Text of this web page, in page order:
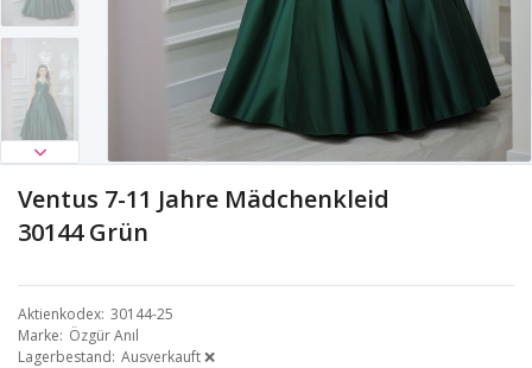
Ventus 7-11 Jahre Mädchenkleid
30144 Grün
Aktienkodex 30144-25
Marke Özgür Anıl
Lagerbestand Ausverkauft ❌